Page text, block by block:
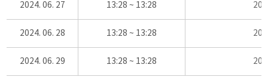
2024. 06. 27 13:28 ~ 13:28
2024. 06. 28 13:28 ~ 13:28
2024. 06. 29 13:28 ~ 13:28